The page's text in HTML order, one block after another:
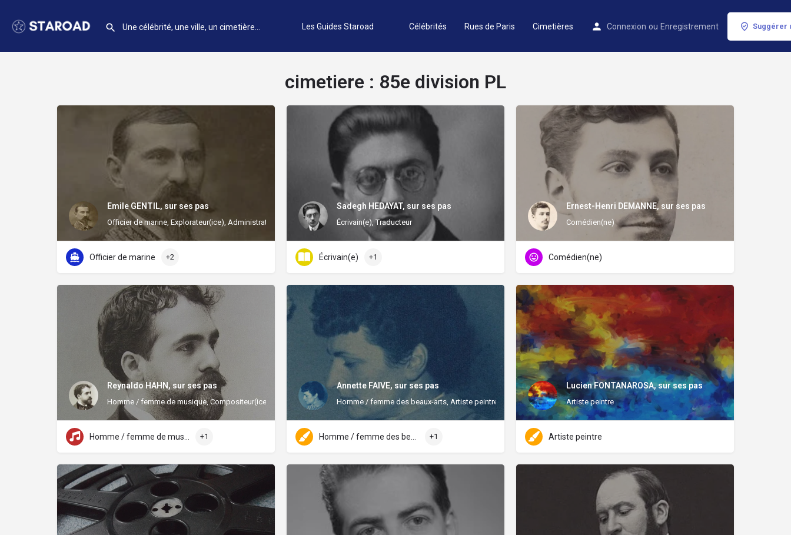
Les Guides Staroad Célébrités Rues de Paris Cimetières Connexion ou Enregistrement Suggérer
cimetiere : 85e division PL
Emile GENTIL, sur ses pas
Officier de marine, Explorateur(ice), Administrateur colonial
Officier de marine +2
Sadegh HEDAYAT, sur ses pas
Écrivain(e), Traducteur
Écrivain(e) +1
Ernest-Henri DEMANNE, sur ses pas
Comédien(ne)
Comédien(ne)
Reynaldo HAHN, sur ses pas
Homme / femme de musique, Compositeur(ice)
+1
Annette FAIVE, sur ses pas
Homme / femme des beaux-arts, Artiste peintre
+1
Lucien FONTANAROSA, sur ses pas
Artiste peintre
Artiste peintre